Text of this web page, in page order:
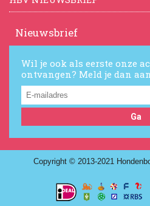
Nieuwsbrief
Wil je ook als eerste onze
ontvangen? Meld je dan
Ga
Copyright © 2013-2021